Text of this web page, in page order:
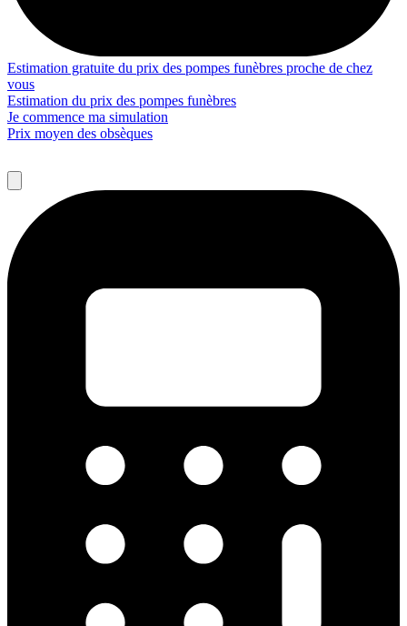
Estimation gratuite du prix des pompes funèbres proche de chez
vous
Estimation du prix des pompes funèbres
Je commence ma simulation
Prix moyen des obsèques